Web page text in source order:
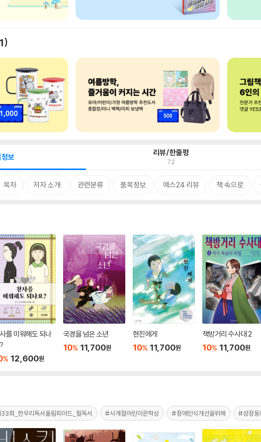
보 리뷰/한줄평
72
목차 저자 소개 관련분류 품목정보 예스24 리뷰 책 속으로
를 미워해도 되나
% 12,600원
국경을 넘은 소년
10% 11,700원
현진에게
10% 11,700원
책방거리 수사대 2
10% 11,700원
회_한우리독서올림피아드_필독서 #사계절어린이문학상 #장애인식개선을위해 #성장동